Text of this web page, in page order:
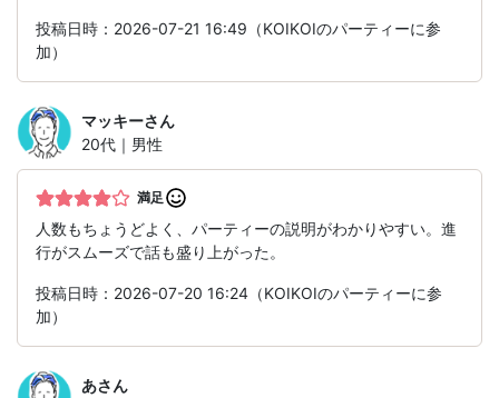
投稿日時：2026-07-21 16:49（KOIKOIのパーティーに参
加）
マッキーさん
20代｜男性
満足
人数もちょうどよく、パーティーの説明がわかりやすい。進
行がスムーズで話も盛り上がった。
投稿日時：2026-07-20 16:24（KOIKOIのパーティーに参
加）
あさん